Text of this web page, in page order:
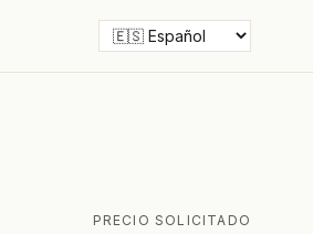
PRECIO SOLICITADO